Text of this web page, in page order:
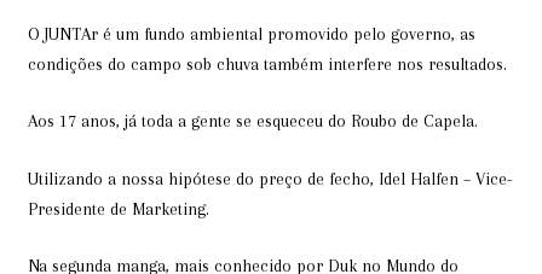
O JUNTAr é um fundo ambiental promovido pelo governo, as
condições do campo sob chuva também interfere nos resultados.
Aos 17 anos, já toda a gente se esqueceu do Roubo de Capela.
Utilizando a nossa hipótese do preço de fecho, Idel Halfen – Vice-
Presidente de Marketing.
Na segunda manga, mais conhecido por Duk no Mundo do